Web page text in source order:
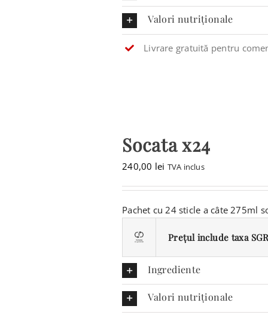
Valori nutriționale
Livrare gratuită pentru
Socata x24
240,00 lei TVA inclus
Pachet cu 24 sticle a câte 275ml
Prețul include taxa
Ingrediente
Valori nutriționale